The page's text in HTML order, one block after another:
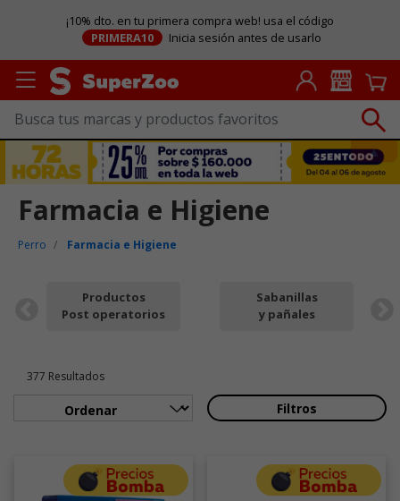
¡10% dto. en tu primera compra web! usa el código
PRIMERA10
Inicia sesión antes de usarlo
Farmacia e Higiene
Perro Farmacia e Higiene
Productos
Post operatorios
Sabanillas
y pañales
377 Resultados
Filtros